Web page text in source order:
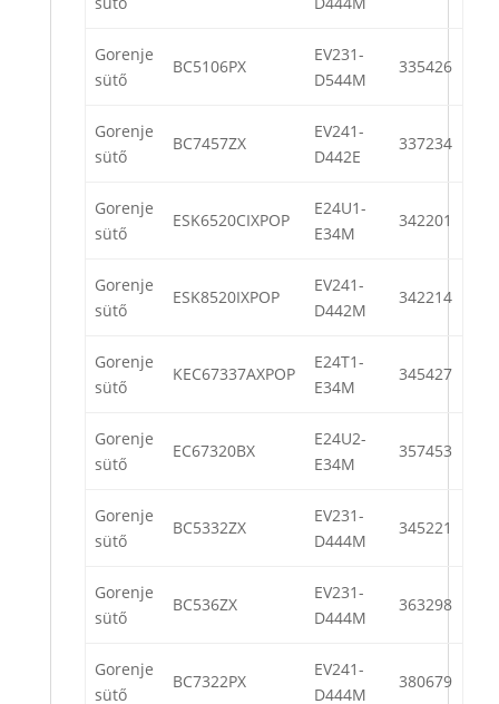
Gorenje
sütő
BC5106PX
EV231-
D544M
335426
Gorenje
sütő
BC7457ZX
EV241-
D442E
337234
Gorenje
sütő
ESK6520CIXPOP
E24U1-
E34M
342201
Gorenje
sütő
ESK8520IXPOP
EV241-
D442M
342214
Gorenje
sütő
KEC67337AXPOP
E24T1-
E34M
345427
Gorenje
sütő
EC67320BX
E24U2-
E34M
357453
Gorenje
sütő
BC5332ZX
EV231-
D444M
345221
Gorenje
sütő
BC536ZX
EV231-
D444M
363298
Gorenje
sütő
BC7322PX
EV241-
D444M
380679